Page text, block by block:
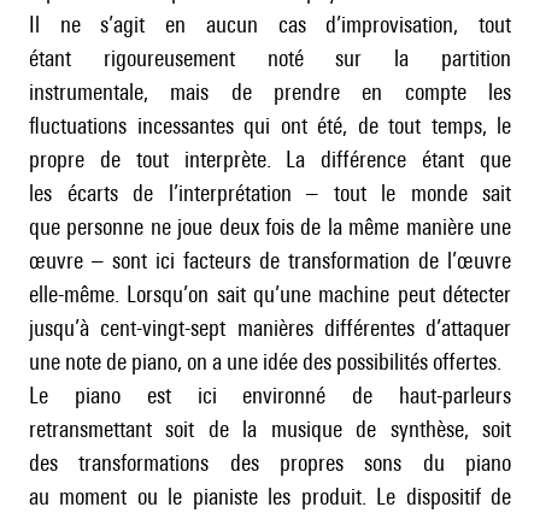
Il ne s’agit en aucun cas d’improvisation, tout
étant rigoureusement noté sur la partition
instrumentale, mais de prendre en compte les
fluctuations incessantes qui ont été, de tout temps, le
propre de tout interprète. La différence étant que
les écarts de l’interprétation – tout le monde sait
que personne ne joue deux fois de la même manière une
œuvre – sont ici facteurs de transformation de l’œuvre
elle-même. Lorsqu’on sait qu’une machine peut détecter
jusqu’à cent-vingt-sept manières différentes d’attaquer
une note de piano, on a une idée des possibilités offertes.
Le piano est ici environné de haut-parleurs
retransmettant soit de la musique de synthèse, soit
des transformations des propres sons du piano
au moment ou le pianiste les produit. Le dispositif de